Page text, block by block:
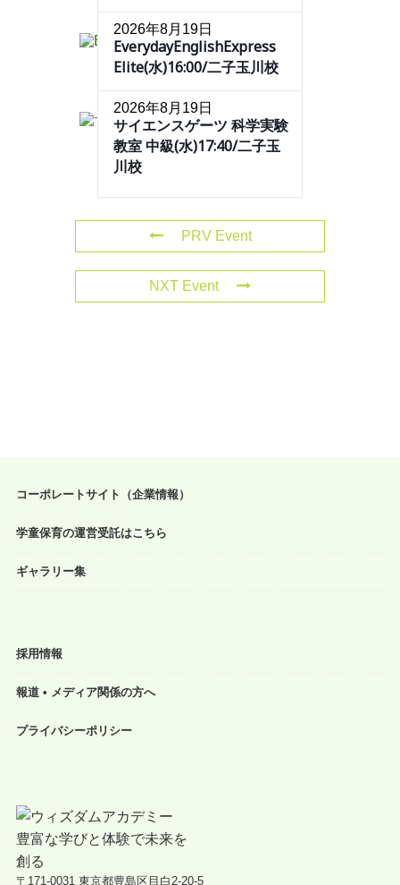
2026年8月19日
EverydayEnglishExpress
Elite(水)16:00/二子玉川校
2026年8月19日
サイエンスゲーツ 科学実験
教室 中級(水)17:40/二子玉
川校
PRV Event
NXT Event
コーポレートサイト（企業情報）
学童保育の運営受託はこちら
ギャラリー集
採用情報
報道 • メディア関係の方へ
プライバシーポリシー
〒171-0031 東京都豊島区目白2-20-5